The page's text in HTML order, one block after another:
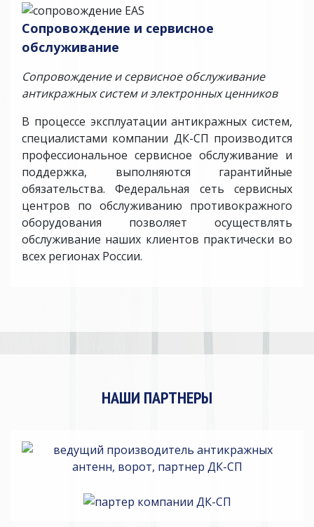
Сопровождение и сервисное
обслуживание
Сопровождение и сервисное обслуживание
антикражных систем и электронных ценников
В процессе эксплуатации антикражных систем,
специалистами компании ДК-СП производится
профессиональное сервисное обслуживание и
поддержка, выполняются гарантийные
обязательства. Федеральная сеть сервисных
центров по обслуживанию противокражного
оборудования позволяет осуществлять
обслуживание наших клиентов практически во
всех регионах России.
НАШИ ПАРТНЕРЫ